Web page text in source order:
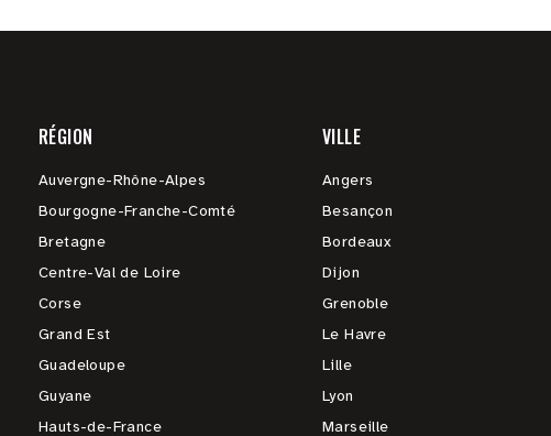
RÉGION
Auvergne-Rhône-Alpes
Bourgogne-Franche-Comté
Bretagne
Centre-Val de Loire
Corse
Grand Est
Guadeloupe
Guyane
Hauts-de-France
VILLE
Angers
Besançon
Bordeaux
Dijon
Grenoble
Le Havre
Lille
Lyon
Marseille